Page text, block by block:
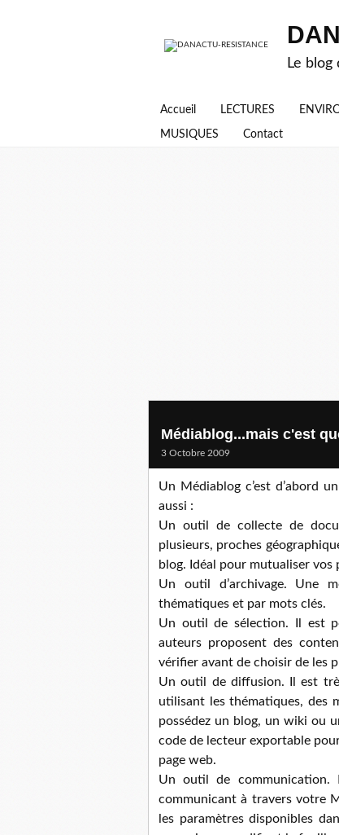
Le
Accueil LECTURES
MUSIQUES Contact
Médiablog...mais c'est
3 Octobre 2009
Un Médiablog c’est d’abord
aussi :
Un outil de collecte de
plusieurs, proches
blog. Idéal pour mutualiser vos
Un outil d’archivage. Une
thématiques et par mots clés.
Un outil de sélection. Il est
auteurs proposent des
vérifier avant de choisir de les
Un outil de diffusion. Il est
utilisant les thématiques, des
possédez un blog, un wiki ou
code de lecteur exportable
page web.
Un outil de communication.
communicant à travers votre
les paramètres disponibles